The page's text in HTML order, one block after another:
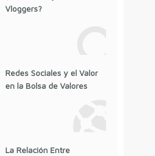
Vloggers?
Redes Sociales y el Valor
en la Bolsa de Valores
La Relación Entre